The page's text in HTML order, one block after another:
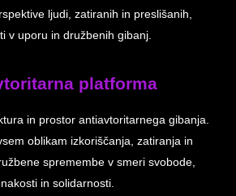
ljudi, zatiranih in preslišanih,
v uporu in družbenih gibanj.
platforma
in prostor antiavtoritarnega gibanja.
oblikam izkoriščanja, zatiranja in
spremembe v smeri svobode,
in solidarnosti.